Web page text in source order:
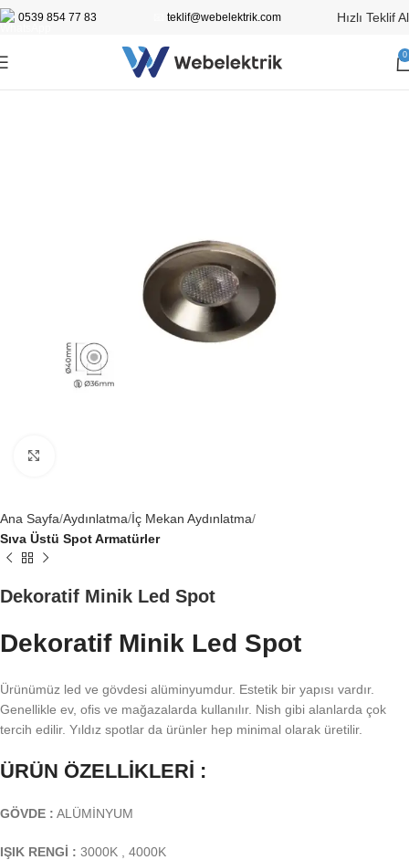
0539 854 77 83 teklif@webelektrik.com Hızlı Teklif Al
0
Ana Sayfa Aydınlatma İç Mekan Aydınlatma
Sıva Üstü Spot Armatürler
Dekoratif Minik Led Spot
Dekoratif Minik Led Spot
Ürünümüz led ve gövdesi alüminyumdur. Estetik bir yapısı vardır.
Genellikle ev, ofis ve mağazalarda kullanılır. Nish gibi alanlarda çok
tercih edilir. Yıldız spotlar da ürünler hep minimal olarak üretilir.
ÜRÜN ÖZELLİKLERİ :
GÖVDE : ALÜMİNYUM
IŞIK RENGİ : 3000K , 4000K